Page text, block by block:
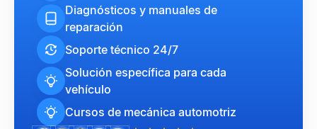
Diagnósticos y manuales de
reparación
Soporte técnico 24/7
Solución específica para cada
vehículo
Cursos de mecánica automotriz